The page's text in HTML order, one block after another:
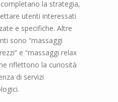
la strategia,
utenti interessati
e specifiche. Altre
sono “massaggi
e “massaggi relax
riflettono la curiosità
di servizi